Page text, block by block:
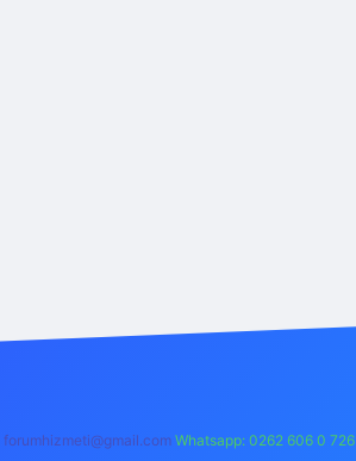
forumhizmeti@gmail.com Whatsapp: 0262 606 0 726